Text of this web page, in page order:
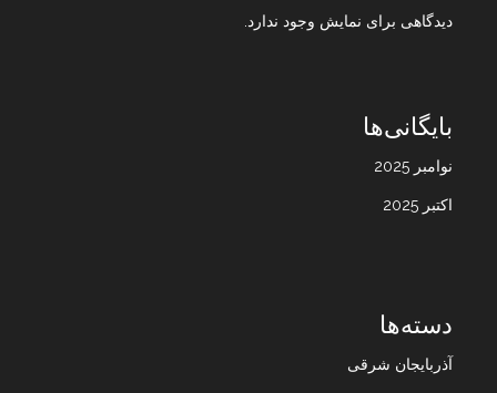
دیدگاهی برای نمایش وجود ندارد.
بایگانی‌ها
نوامبر 2025
اکتبر 2025
دسته‌ها
آذربایجان شرقی